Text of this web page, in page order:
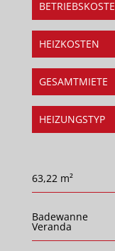
HEIZKOSTEN
GESAMTMIETE
HEIZUNGSTYP
63,22 m²
Badewanne
Veranda